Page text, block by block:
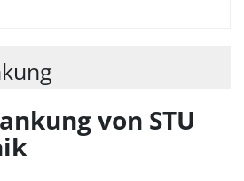
von STU